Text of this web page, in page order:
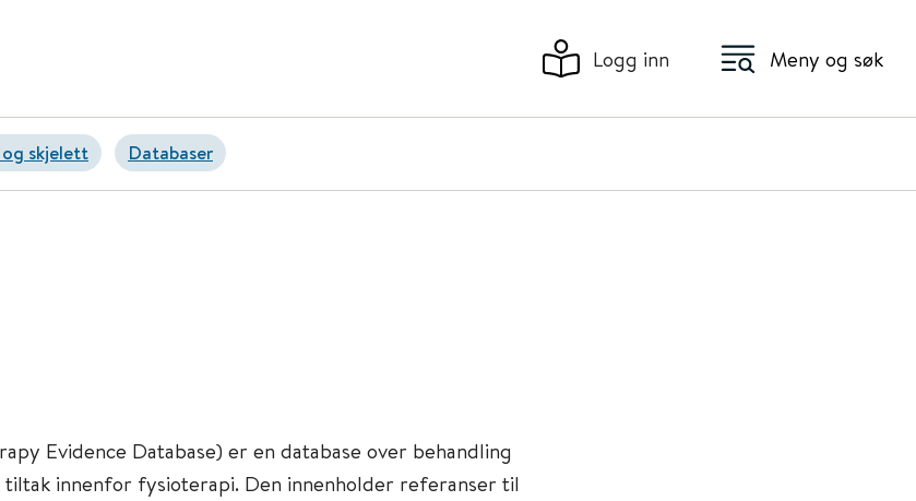
Logg inn Meny og søk
skjelett Databaser
Evidence Database) er en database over behandling
innenfor fysioterapi. Den innenholder referanser til